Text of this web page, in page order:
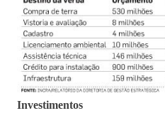
Investimentos